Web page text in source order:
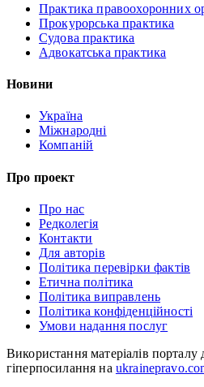
Практика правоохоронних
Прокурорська практика
Судова практика
Адвокатська практика
Новини
Україна
Міжнародні
Компаній
Про проект
Про нас
Редколегія
Контакти
Для авторів
Політика перевірки фактів
Етична політика
Політика виправлень
Політика конфіденційності
Умови надання послуг
Використання матеріалів порталу
гіперпосилання на